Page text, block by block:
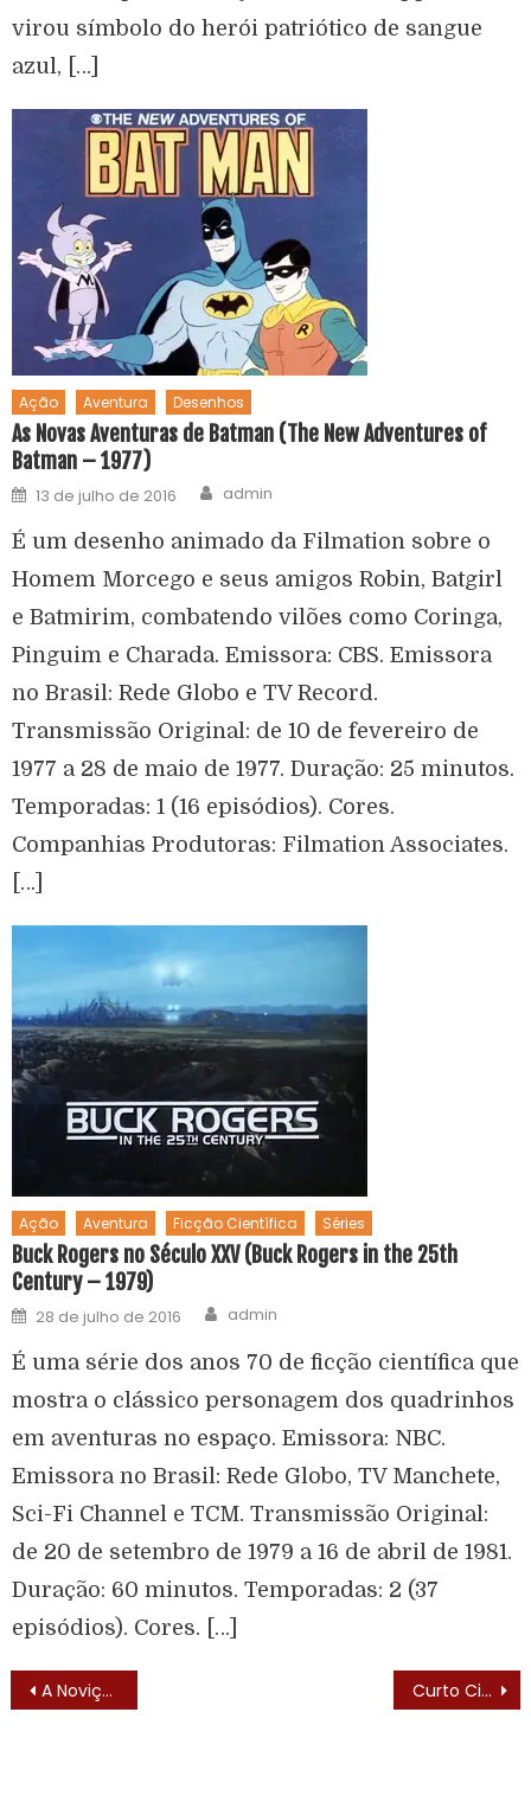
virou símbolo do herói patriótico de sangue
azul, […]
Ação Aventura Desenhos
As Novas Aventuras de Batman (The New Adventures of
Batman – 1977)
13 de julho de 2016 admin
É um desenho animado da Filmation sobre o
Homem Morcego e seus amigos Robin, Batgirl
e Batmirim, combatendo vilões como Coringa,
Pinguim e Charada. Emissora: CBS. Emissora
no Brasil: Rede Globo e TV Record.
Transmissão Original: de 10 de fevereiro de
1977 a 28 de maio de 1977. Duração: 25 minutos.
Temporadas: 1 (16 episódios). Cores.
Companhias Produtoras: Filmation Associates.
[…]
Ação Aventura Ficção Científica Séries
Buck Rogers no Século XXV (Buck Rogers in the 25th
Century – 1979)
28 de julho de 2016 admin
É uma série dos anos 70 de ficção científica que
mostra o clássico personagem dos quadrinhos
em aventuras no espaço. Emissora: NBC.
Emissora no Brasil: Rede Globo, TV Manchete,
Sci-Fi Channel e TCM. Transmissão Original:
de 20 de setembro de 1979 a 16 de abril de 1981.
Duração: 60 minutos. Temporadas: 2 (37
episódios). Cores. […]
A Noviça Voadora (The Flying Nun – 1967) – Elenco Curto Circuito (Misfits of Science – 1985) – Lista de Episódios